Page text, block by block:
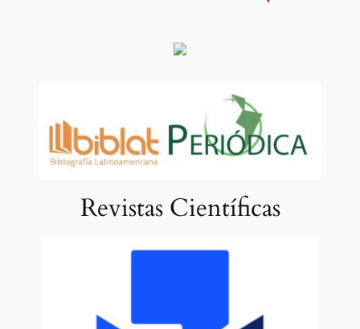
Revistas Científicas